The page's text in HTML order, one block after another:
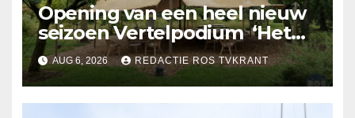
Opening van een heel nieuw
seizoen Vertelpodium ‘Het
Lopende Vuur’. Landelijke
verhalen in Bomentuin D’n
Hooidonk
AUG 6, 2026 REDACTIE ROS TVKRANT